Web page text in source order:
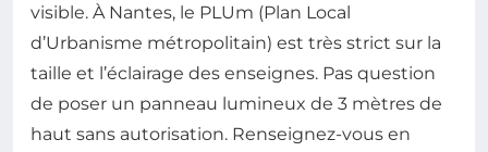
visible. À Nantes, le PLUm (Plan Local
d’Urbanisme métropolitain) est très strict sur la
taille et l’éclairage des enseignes. Pas question
de poser un panneau lumineux de 3 mètres de
haut sans autorisation. Renseignez-vous en